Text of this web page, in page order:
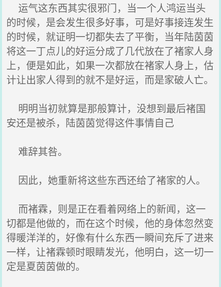
运气这东西其实很邪门，当一个人鸿运当头
的时候，是会发生很多好事，可是好事接连发生
的时候，就证明一切都失去了平衡，当年陆茵茵
将这一丁点儿的好运分成了几代放在了褚家人身
上，便是如此，如果一次都放在褚家人身上，估
计让出家人得到的就不是好运，而是家破人亡。
明明当初就算是那般算计，没想到最后褚国
安还是被杀，陆茵茵觉得这件事情自己
难辞其咎。
因此，她重新将这些东西还给了褚家的人。
而褚霖，则是正在看着网络上的新闻，这一
切都是他做的，而在这个时候，他的身体忽然变
得暖洋洋的，好像有什么东西一瞬间充斥了进来
一样，让褚霖顿时眼睛发光，他明白，这一切一
定是夏茵茵做的。